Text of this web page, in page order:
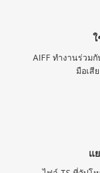
AIFF ทำงานร่วม
มือเสี
แ